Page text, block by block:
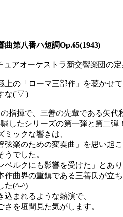
第八番ハ短調Op.65(1943)
アオーケストラ新交響楽団の定
上の「ローマ三部作」を聴かせ
な('▽')
指揮で、三善の先輩である矢代
したシリーズの第一弾と第二弾
ックな響きは、
楽のための変奏曲」を思い起こ
でした。
ベルクにも影響を受けた」とあり
曲界の重鎮である三善氏が立ち
た(^-^)
まれるような熱演で、
を垣間見た気がします。